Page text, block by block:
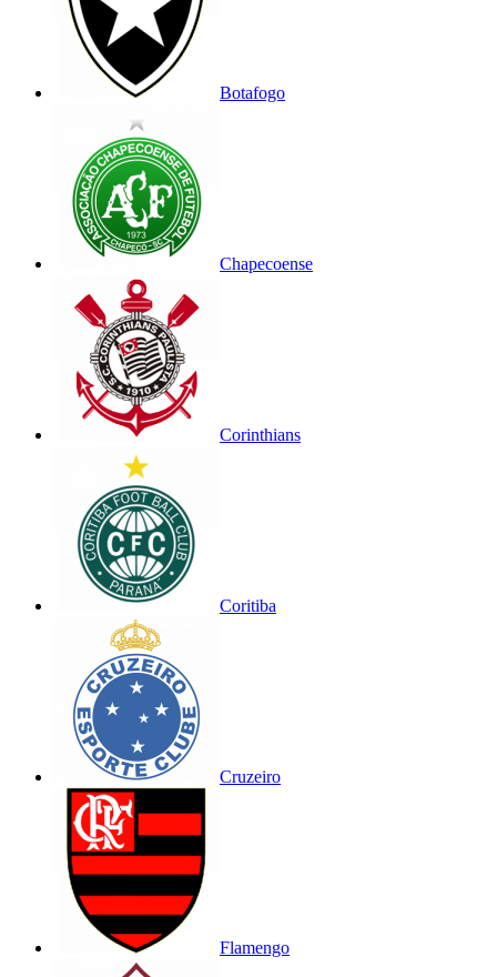
Botafogo
Chapecoense
Corinthians
Coritiba
Cruzeiro
Flamengo